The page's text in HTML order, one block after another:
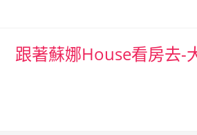
跟著蘇娜House看房去-